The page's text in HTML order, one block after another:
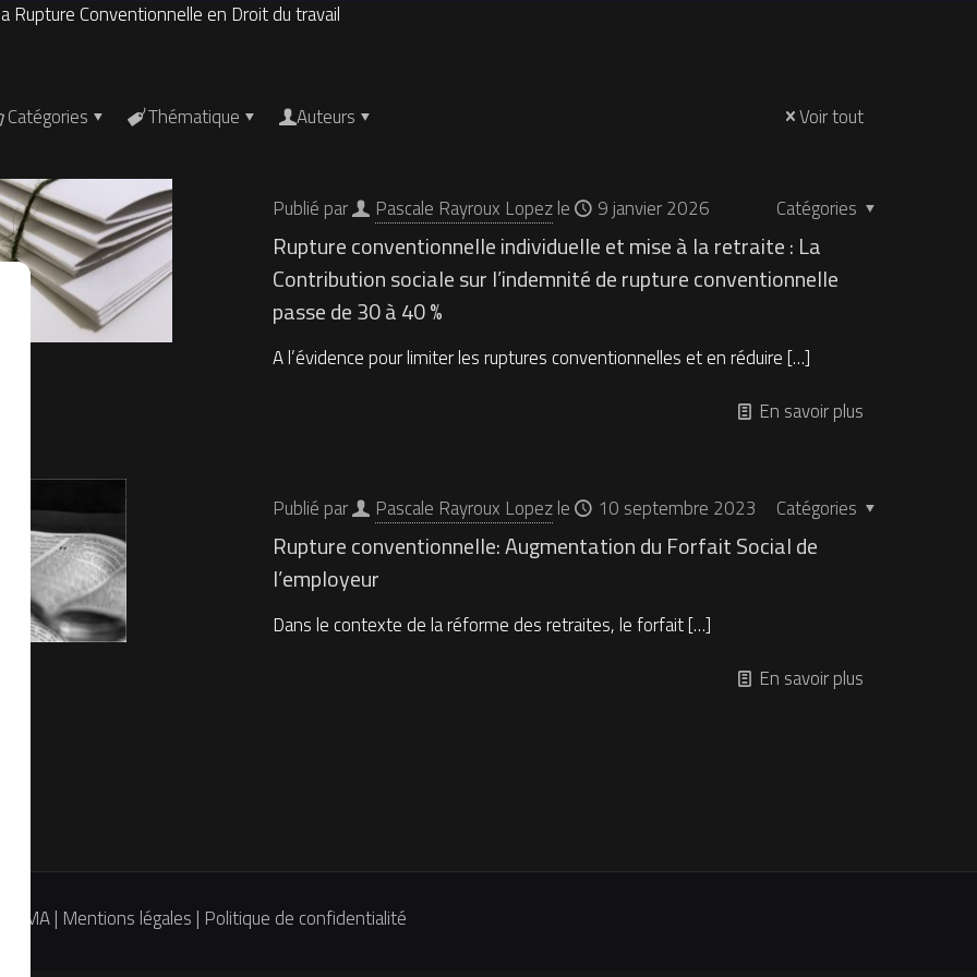
Rupture Conventionnelle en Droit du travail
Catégories Thématique Auteurs Voir tout
Publié par Pascale Rayroux Lopezle 9 janvier 2026 Catégories
Rupture conventionnelle individuelle et mise à la retraite : La
Contribution sociale sur l’indemnité de rupture conventionnelle
passe de 30 à 40 %
A l’évidence pour limiter les ruptures conventionnelles et en réduire[…]
En savoir plus
Publié par Pascale Rayroux Lopezle 10 septembre 2023 Catégories
Rupture conventionnelle: Augmentation du Forfait Social de
l’employeur
Dans le contexte de la réforme des retraites, le forfait[…]
En savoir plus
BMA | Mentions légales | Politique de confidentialité